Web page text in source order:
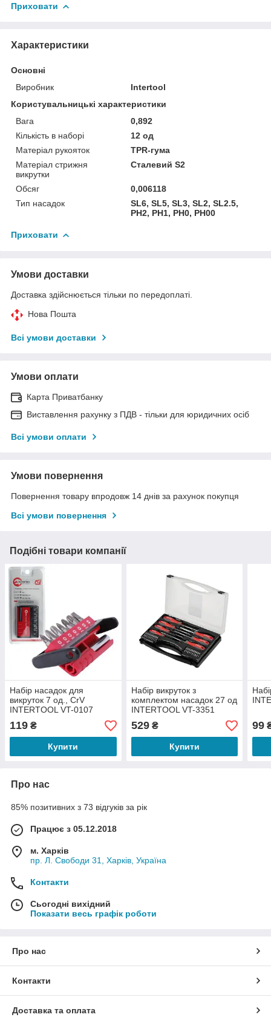
Приховати
Характеристики
Основні
Виробник
Intertool
Користувальницькі характеристики
Вага
0,892
Кількість в наборі
12 од
Матеріал рукояток
TPR-гума
Матеріал стрижня
викрутки
Сталевий S2
Обсяг
0,006118
Тип насадок
SL6, SL5, SL3, SL2, SL2.5,
PH2, PH1, PH0, PH00
Приховати
Умови доставки
Доставка здійснюється тільки по передоплаті.
Нова Пошта
Всі умови доставки
Умови оплати
Карта Приватбанку
Виставлення рахунку з ПДВ - тільки для юридичних осіб
Всі умови оплати
Умови повернення
Повернення товару впродовж 14 днів за рахунок покупця
Всі умови повернення
Подібні товари компанії
Набір насадок для
викруток 7 од., CrV
INTERTOOL VT-0107
119 ₴
Купити
Набір викруток з
комплектом насадок 27 од
INTERTOOL VT-3351
529₴
Купити
99
Про нас
85% позитивних з 73 відгуків за рік
Працює з 05.12.2018
м. Харків
пр. Л. Свободи 31, Харків, Україна
Контакти
Сьогодні вихідний
Показати весь графік роботи
Про нас
Контакти
Доставка та оплата